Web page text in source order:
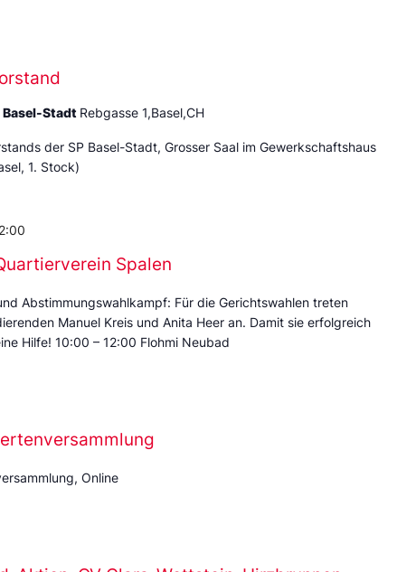
Stadt Rebgasse 1,Basel,CH
der SP Basel-Stadt, Grosser Saal im Gewerkschaftshaus
1. Stock)
Spalen
Abstimmungswahlkampf: Für die Gerichtswahlen treten
Manuel Kreis und Anita Heer an. Damit sie erfolgreich
Hilfe! 10:00 – 12:00 Flohmi Neubad
Online